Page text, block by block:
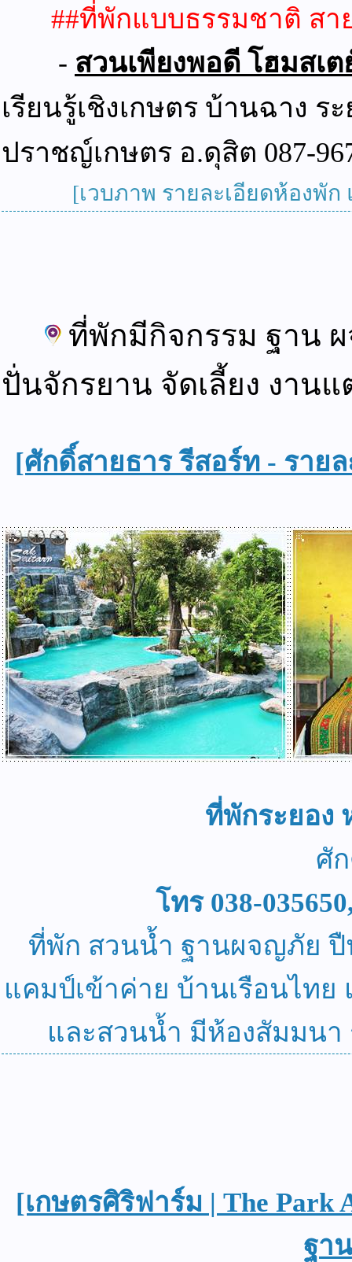
##ที่พักแบบธรรมชาติ สา
- สวนเพียงพอดี โฮมสเต
เรียนรู้เชิงเกษตร บ้านฉาง
ปราชญ์เกษตร อ.ดุสิต 087-
[เวบภาพ รายละเอียดห้องพั
ที่พักมีกิจกรรม ฐาน
ปั่นจักรยาน จัดเลี้ยง งาน
[ศักดิ์สายธาร รีสอร์ท - ราย
ที่พักระยอง
ศั
โทร 038-
ที่พัก สวนน้ำ ฐานผจญภัย
แคมป์เข้าค่าย บ้านเรือนไทย
และสวนน้ำ มีห้องสัมมนา
[เกษตรศิริฟาร์ม | The
ฐา